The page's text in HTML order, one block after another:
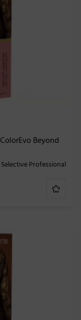
Beyond
Selective Professional